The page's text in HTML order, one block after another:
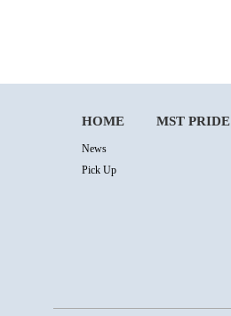
HOME
News
Pick Up
MST PRIDE